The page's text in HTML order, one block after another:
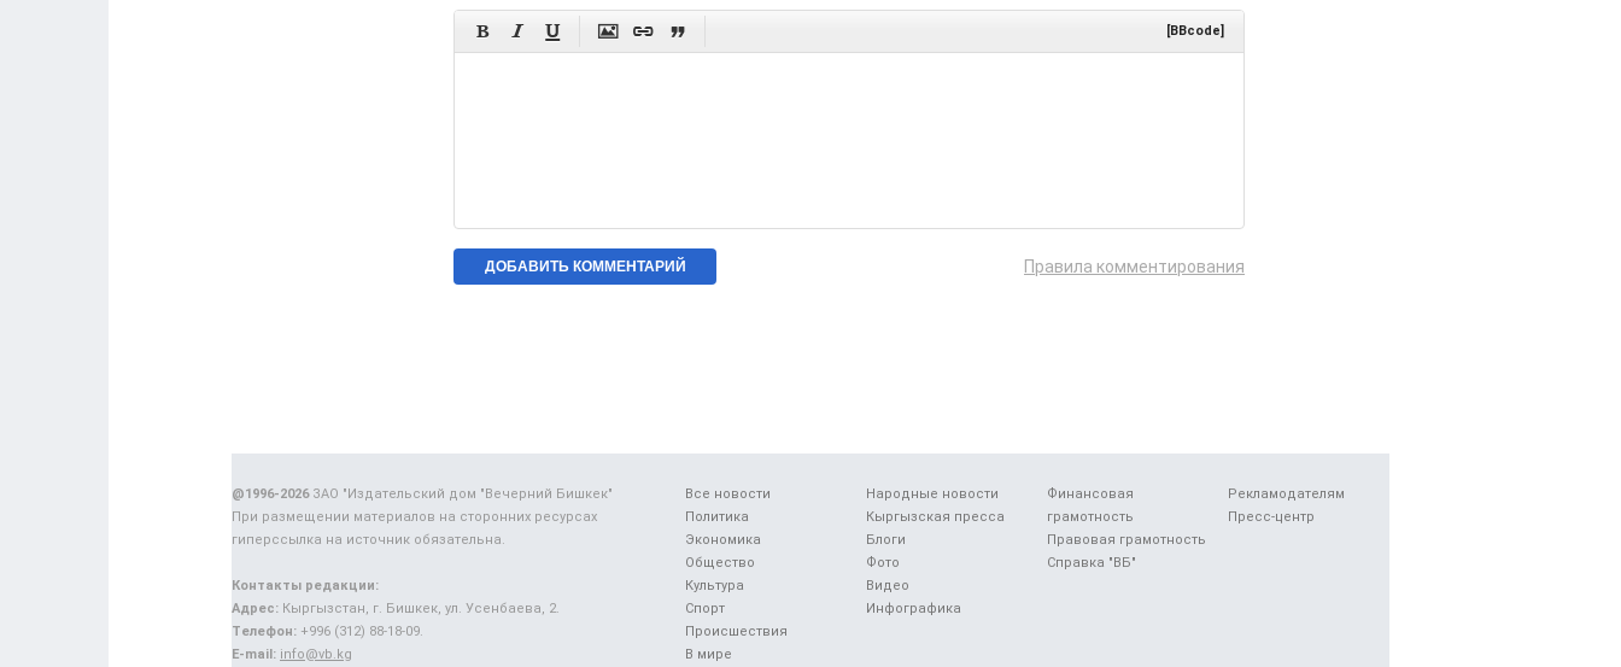
      [BBcode]
Правила комментирования
Все новости
Политика
Экономика
Общество
Культура
Спорт
Происшествия
В мире
Народные новости
Кыргызская пресса
Блоги
Фото
Видео
Инфографика
Финансовая
грамотность
Правовая грамотность
Справка "ВБ"
Рекламодателям
Пресс-центр
@1996-2026ЗАО "Издательский дом "Вечерний Бишкек"
При размещении материалов на сторонних ресурсах
гиперссылка на источник обязательна.
Контакты редакции:
Адрес: Кыргызстан, г. Бишкек, ул. Усенбаева, 2.
Телефон: +996 (312) 88-18-09.
E-mail: info@vb.kg